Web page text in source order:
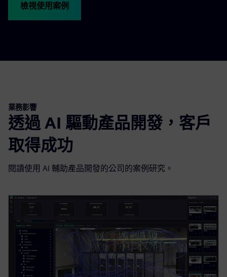
檢視使用案例
業務影響
透過 AI 驅動產品開發，客戶
取得成功
閱讀使用 AI 輔助產品開發的公司的案例研究。